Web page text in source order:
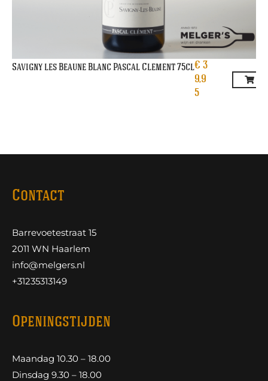
Savigny les Beaune Blanc Pascal Clement 75cl€ 3
9,9
5
Contact
Barrevoetestraat 15
2011 WN Haarlem
info@melgers.nl
+31235313149
Openingstijden
Maandag 10.30 – 18.00
Dinsdag 9.30 – 18.00